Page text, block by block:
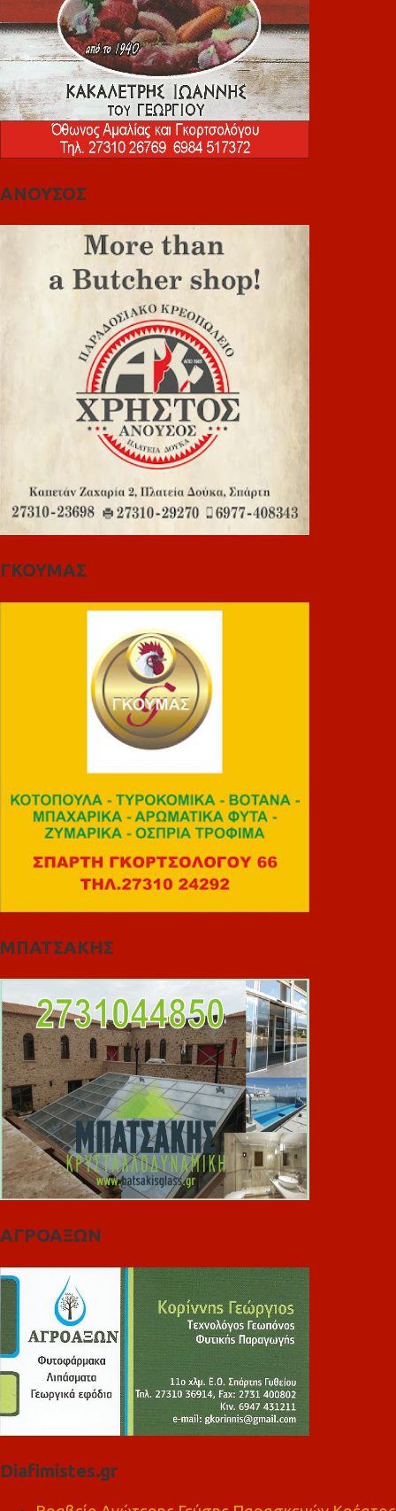
ΑΝΟΥΣΟΣ
ΓΚΟΥΜΑΣ
ΜΠΑΤΣΑΚΗΣ
ΑΓΡΟΑΞΩΝ
Diafimistes.gr